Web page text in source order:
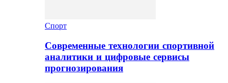
Спорт
Современные технологии спортивной
аналитики и цифровые сервисы
прогнозирования